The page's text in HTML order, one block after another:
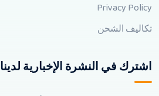
Privacy Policy
تكاليف الشحن
اشترك في النشرة الإخبارية لدينا